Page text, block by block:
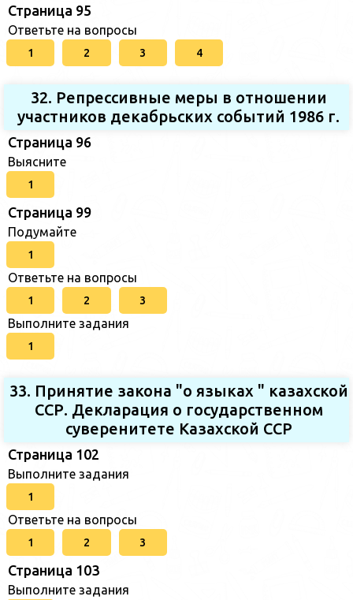
Страница 95
Ответьте на вопросы
1 2 3 4
32. Репрессивные меры в отношении
участников декабрьских событий 1986 г.
Страница 96
Выясните
1
Страница 99
Подумайте
1
Ответьте на вопросы
1 2 3
Выполните задания
1
33. Принятие закона "о языках " казахской
ССР. Декларация о государственном
суверенитете Казахской ССР
Страница 102
Выполните задания
1
Ответьте на вопросы
1 2 3
Страница 103
Выполните задания